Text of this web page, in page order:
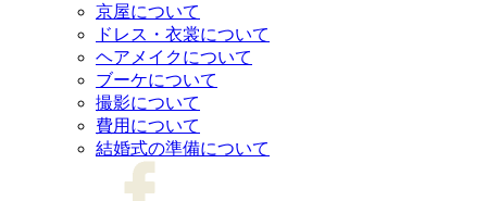
京屋について
ドレス・衣裳について
ヘアメイクについて
ブーケについて
撮影について
費用について
結婚式の準備について